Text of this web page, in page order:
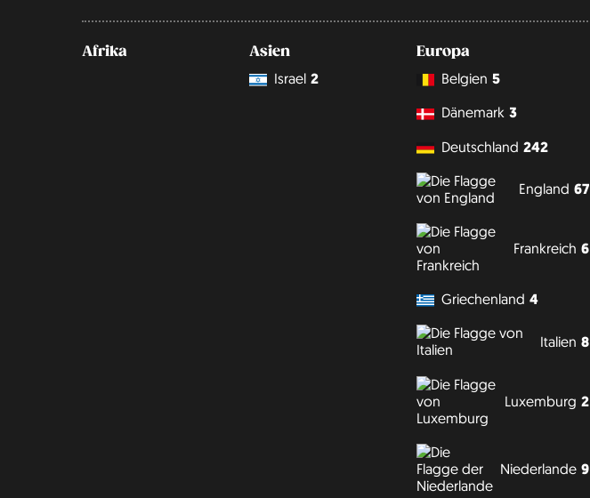
Afrika
Asien
Israel 2
Europa
Belgien 5
Dänemark 3
Deutschland 242
England 67
Frankreich 6
Griechenland 4
Italien 8
Luxemburg 2
Niederlande 9